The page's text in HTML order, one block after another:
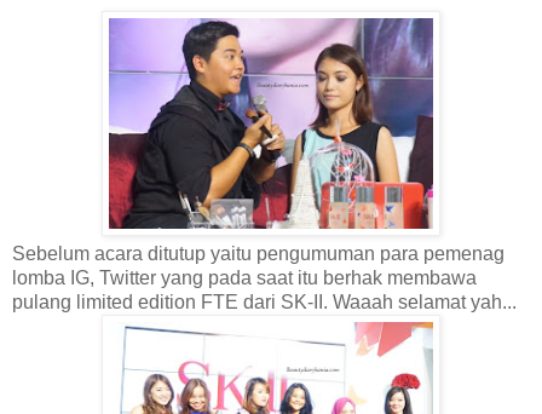
Sebelum acara ditutup yaitu pengumuman para pemenag
lomba IG, Twitter yang pada saat itu berhak membawa
pulang limited edition FTE dari SK-II. Waaah selamat yah...